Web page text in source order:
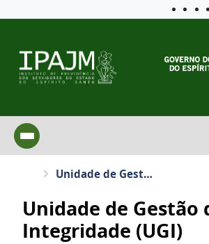
Unidade de Gestão de Integridade (UGI)
Unidade de Gestão
Integridade (UGI)